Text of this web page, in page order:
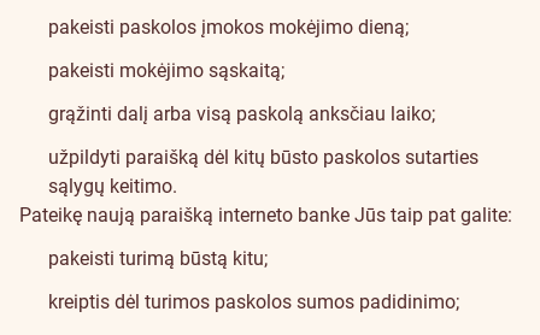
pakeisti paskolos įmokos mokėjimo dieną;
pakeisti mokėjimo sąskaitą;
grąžinti dalį arba visą paskolą anksčiau laiko;
užpildyti paraišką dėl kitų būsto paskolos sutarties
sąlygų keitimo.
Pateikę naują paraišką interneto banke Jūs taip pat galite:
pakeisti turimą būstą kitu;
kreiptis dėl turimos paskolos sumos padidinimo;